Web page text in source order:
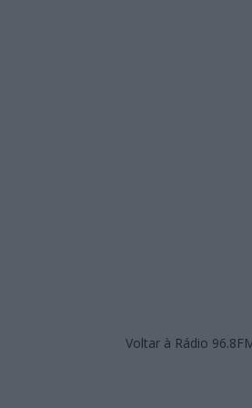
Voltar à Rádio